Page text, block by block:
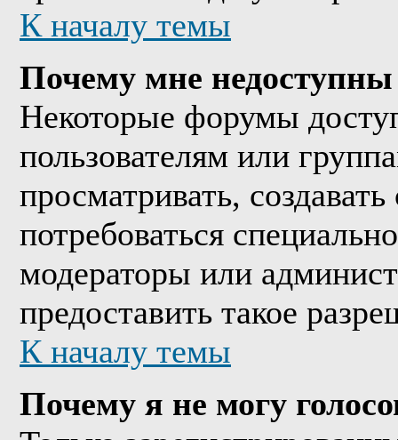
К началу темы
Почему мне
Некоторые форумы
пользователям или
просматривать,
потребоваться
модераторы или
предоставить такое
К началу темы
Почему я не могу